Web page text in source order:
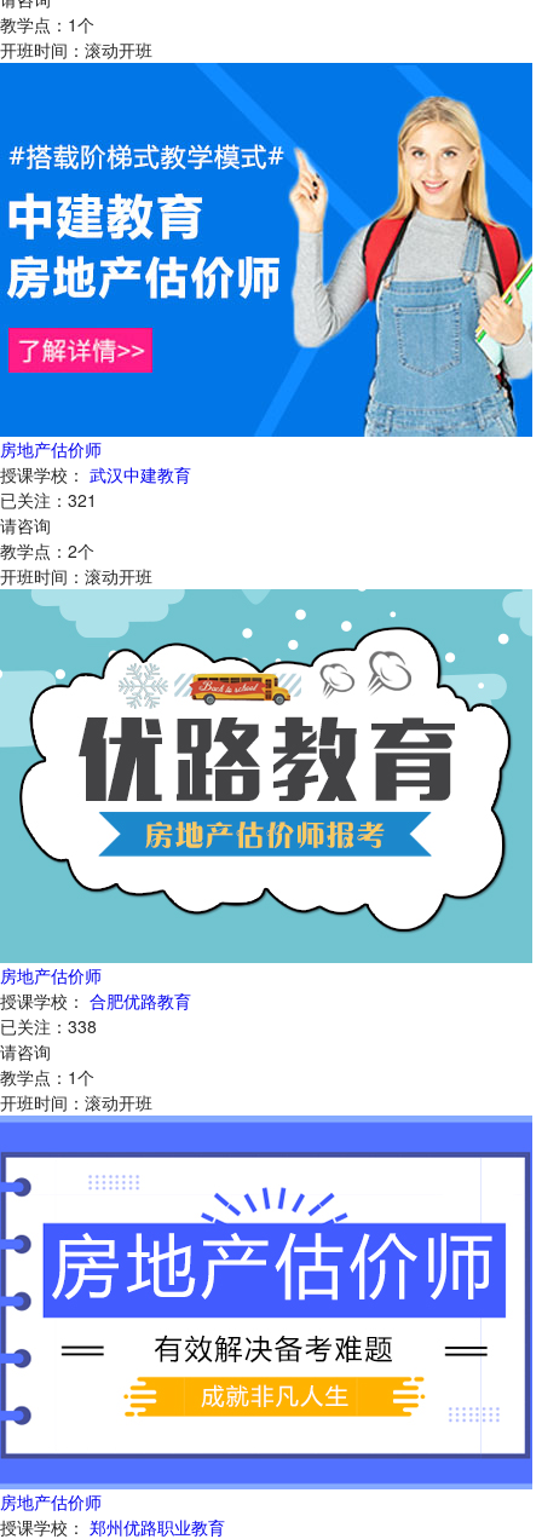
教学点： 1个
开班时间： 滚动开班
房地产估价师
授课学校： 武汉中建教育
已关注： 321
请咨询
教学点： 2个
开班时间： 滚动开班
房地产估价师
授课学校： 合肥优路教育
已关注： 338
请咨询
教学点： 1个
开班时间： 滚动开班
房地产估价师
授课学校： 郑州优路职业教育